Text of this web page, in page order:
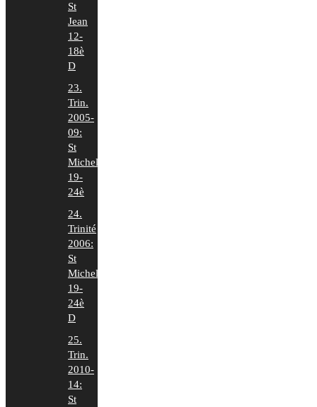
St
Jean
12-
18è
D
23.
Trin.
2005-
09:
St
Michel
19-
24è
24.
Trinité
2006:
St
Michel
19-
24è
D
25.
Trin.
2010-
14:
St